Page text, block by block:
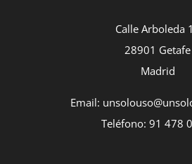
Calle Arboleda
28901 Getafe
Madrid
Email:
Teléfono: 91 478